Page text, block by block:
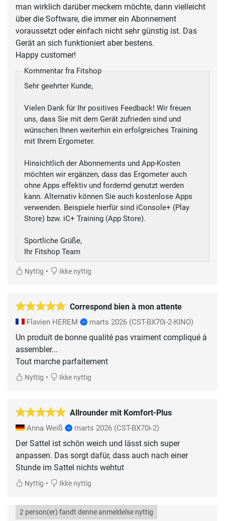
man wirklich darüber meckern möchte, dann vielleicht
über die Software, die immer ein Abonnement
voraussetzt oder einfach nicht sehr günstig ist. Das
Gerät an sich funktioniert aber bestens.
Happy customer!
Kommentar fra Fitshop
Sehr geehrter Kunde,
Vielen Dank für Ihr positives Feedback! Wir freuen
uns, dass Sie mit dem Gerät zufrieden sind und
wünschen Ihnen weiterhin ein erfolgreiches Training
mit Ihrem Ergometer.
Hinsichtlich der Abonnements und App-Kosten
möchten wir ergänzen, dass das Ergometer auch
ohne Apps effektiv und fordernd genutzt werden
kann. Alternativ können Sie auch kostenlose Apps
verwenden. Beispiele hierfür sind iConsole+ (Play
Store) bzw. iC+ Training (App Store).
Sportliche Grüße,
Ihr Fitshop Team
Nyttig • Ikke nyttig
Correspond bien à mon attente
Flavien HEREM marts 2026 (CST-BX70i-2-KINO)
Un produit de bonne qualité pas vraiment compliqué à
assembler...
Tout marche parfaitement
Nyttig • Ikke nyttig
Allrounder mit Komfort-Plus
Anna Weiß marts 2026 (CST-BX70i-2)
Der Sattel ist schön weich und lässt sich super
anpassen. Das sorgt dafür, dass auch nach einer
Stunde im Sattel nichts wehtut
Nyttig • Ikke nyttig
2 person(er) fandt denne anmeldelse nyttig